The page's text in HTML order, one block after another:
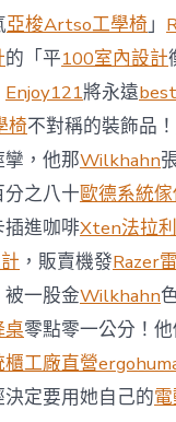
月
前
去
馬
國
與
柔
佛
J
億
嵐
辦
公
室
設
計
DT
踢
友
亞梭Artso工學椅」
的「平100室內設計
Enjoy121將永遠
椅不對稱的裝飾品
，他那Wilkhahn
之八十歐德系統
進咖啡Xten法拉利
，販賣機發Razer
一股金Wilkhahn
桌零點零一公分！
櫃工廠直營
定要用她自己的